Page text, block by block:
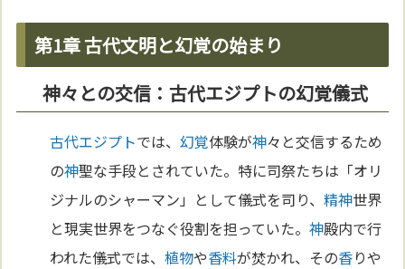
第1章 古代文明と幻覚の始まり
神々との交信：古代エジプトの幻覚儀式
古代エジプトでは、幻覚体験が神々と交信するため
の神聖な手段とされていた。特に司祭たちは「オリ
ジナルのシャーマン」として儀式を司り、精神世界
と現実世界をつなぐ役割を担っていた。神殿内で行
われた儀式では、植物や香料が焚かれ、その香りや